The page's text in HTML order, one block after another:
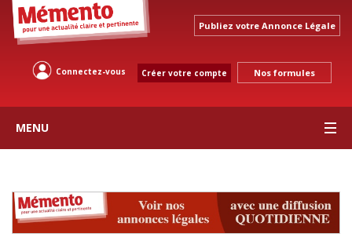
Publiez votre Annonce Légale
Connectez-vous Créer votre compte Nos formules
MENU